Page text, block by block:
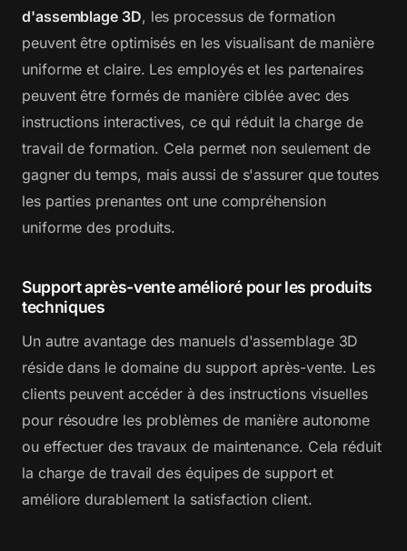
d'assemblage 3D, les processus de formation
peuvent être optimisés en les visualisant de manière
uniforme et claire. Les employés et les partenaires
peuvent être formés de manière ciblée avec des
instructions interactives, ce qui réduit la charge de
travail de formation. Cela permet non seulement de
gagner du temps, mais aussi de s'assurer que toutes
les parties prenantes ont une compréhension
uniforme des produits.
Support après-vente amélioré pour les produits
techniques
Un autre avantage des manuels d'assemblage 3D
réside dans le domaine du support après-vente. Les
clients peuvent accéder à des instructions visuelles
pour résoudre les problèmes de manière autonome
ou effectuer des travaux de maintenance. Cela réduit
la charge de travail des équipes de support et
améliore durablement la satisfaction client.